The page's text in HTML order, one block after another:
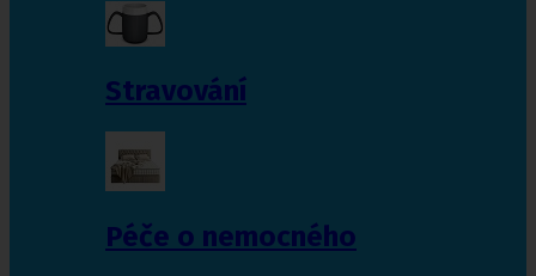
Stravování
Péče o nemocného